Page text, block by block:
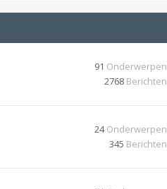
91 Onderwerpen
2768 Berichten
24Onderwerpen
345 Berichten